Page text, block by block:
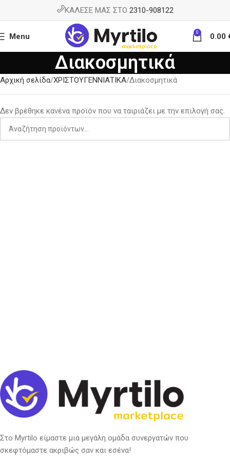
ΚΑΛΕΣΕ ΜΑΣ ΣΤΟ 2310-908122
Menu 0 0.00
Διακοσμητικά
Αρχική σελίδα ΧΡΙΣΤΟΥΓΕΝΝΙΑΤΙΚΑ Διακοσμητικά
Δεν βρέθηκε κανένα προϊόν που να ταιριάζει με την επιλογή σας.
Στο Myrtilo είμαστε μια μεγάλη ομάδα συνεργατών που
σκεφτόμαστε ακριβώς σαν και εσένα!